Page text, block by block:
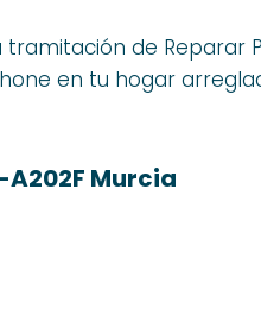
de Reparar
en tu hogar
Murcia